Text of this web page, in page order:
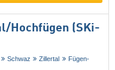
​Hochfügen (SKi-
Schwaz Zillertal
Fügen-